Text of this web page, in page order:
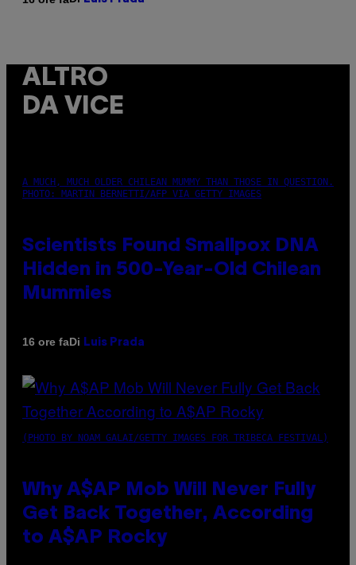
ALTRO
DA VICE
A MUCH, MUCH OLDER CHILEAN MUMMY THAN THOSE IN QUESTION.
PHOTO: MARTIN BERNETTI/AFP VIA GETTY IMAGES
Scientists Found Smallpox DNA
Hidden in 500-Year-Old Chilean
Mummies
16 ore faDi Luis Prada
(PHOTO BY NOAM GALAI/GETTY IMAGES FOR TRIBECA FESTIVAL)
Why A$AP Mob Will Never Fully
Get Back Together, According
to A$AP Rocky